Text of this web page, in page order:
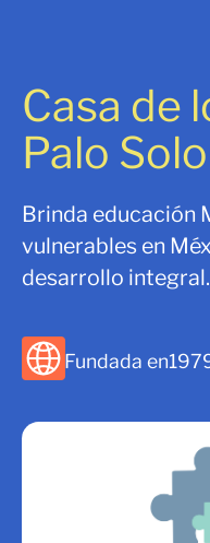
Casa de
Palo
Brinda educación
vulnerables en
desarrollo integral.
Fundada en